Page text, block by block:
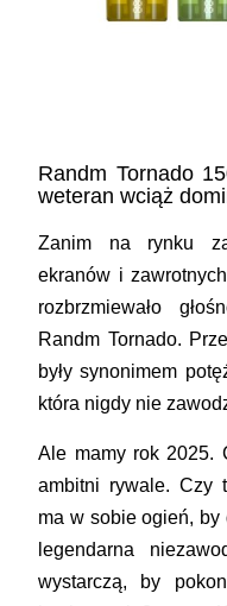
Randm Tornado
weteran wciąż
Zanim na rynku
ekranów i
rozbrzmiewało
Randm Tornado.
były synonimem
która nigdy nie
Ale mamy rok 2025.
ambitni rywale. Czy
ma w sobie ogień,
legendarna
wystarczą, by